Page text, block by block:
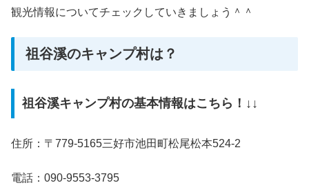
観光情報についてチェックしていきましょう＾＾
祖谷溪のキャンプ村は？
祖谷溪キャンプ村の基本情報はこちら！↓↓
住所：〒779-5165三好市池田町松尾松本524-2
電話：090-9553-3795